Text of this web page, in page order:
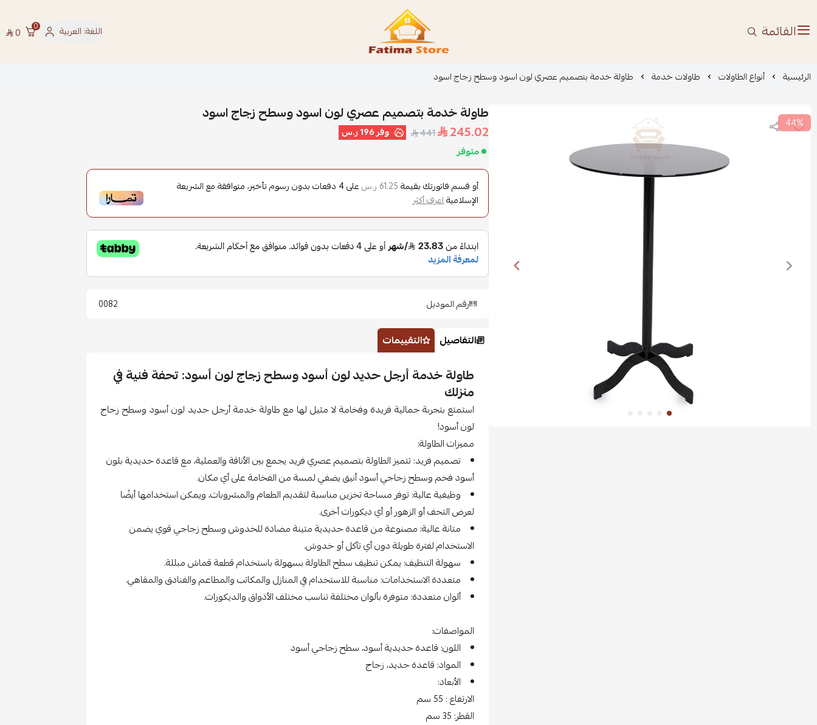
القائمة فاطمة ستور Fatima Store اللغة: العربية 0
0
الرئيسية أنواع الطاولات طاولات خدمة طاولة خدمة بتصميم عصري لون اسود وسطح زجاج اسود
44%
طاولة خدمة بتصميم عصري لون اسود وسطح زجاج اسود
245.02
441 وفر196 ر.س
متوفر
أو قسم فاتورتك بقيمة 61.25 ر.س على4 دفعات بدون رسوم تأخير، متوافقة مع الشريعة
الإسلاميةاعرف أكثر
رقم الموديل 0082
التفاصيل التقييمات
طاولة خدمة أرجل حديد لون أسود وسطح زجاج لون أسود: تحفة فنية في
منزلك
استمتع بتجربة جمالية فريدة وفخامة لا مثيل لها مع طاولة خدمة أرجل حديد لون أسود وسطح زجاج
لون أسود!
مميزات الطاولة:
تصميم فريد: تتميز الطاولة بتصميم عصري فريد يجمع بين الأناقة والعملية، مع قاعدة حديدية بلون
أسود فخم وسطح زجاجي أسود أنيق يضفي لمسة من الفخامة على أي مكان.
وظيفية عالية: توفر مساحة تخزين مناسبة لتقديم الطعام والمشروبات، ويمكن استخدامها أيضًا
لعرض التحف أو الزهور أو أي ديكورات أخرى.
متانة عالية: مصنوعة من قاعدة حديدية متينة مضادة للخدوش وسطح زجاجي قوي يضمن
الاستخدام لفترة طويلة دون أي تآكل أو خدوش.
سهولة التنظيف: يمكن تنظيف سطح الطاولة بسهولة باستخدام قطعة قماش مبللة.
متعددة الاستخدامات: مناسبة للاستخدام في المنازل والمكاتب والمطاعم والفنادق والمقاهي.
ألوان متعددة: متوفرة بألوان مختلفة تناسب مختلف الأذواق والديكورات.
المواصفات:
اللون: قاعدة حديدية أسود، سطح زجاجي أسود
المواد: قاعدة حديد، زجاج
الأبعاد:
الارتفاع : 55 سم
القطر: 35 سم